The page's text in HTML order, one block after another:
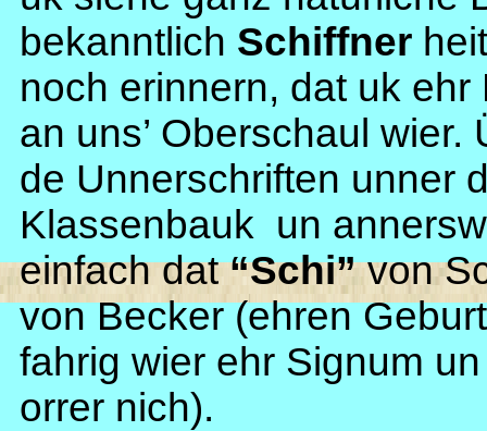
bekanntlich Schiffner
noch erinnern, dat uk
an uns’ Oberschaul
de Unnerschriften unner
Klassenbauk un
einfach dat“Schi”von
von Becker (ehren
fahrig wier ehr Signum
orrer nich).